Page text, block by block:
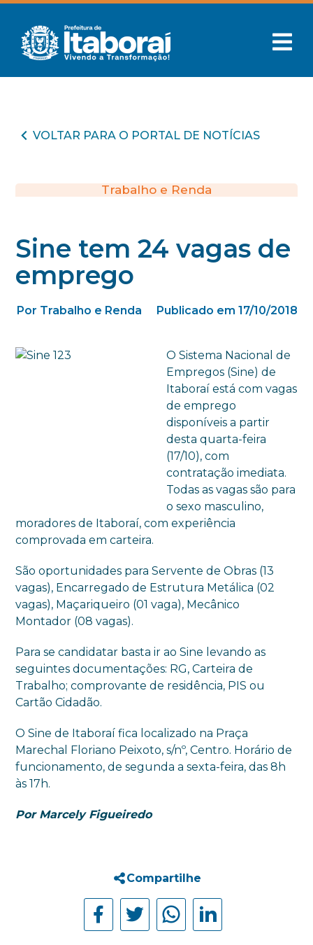
VOLTAR PARA O PORTAL DE NOTÍCIAS
Trabalho e Renda
Sine tem 24 vagas de
emprego
Por Trabalho e Renda Publicado em 17/10/2018
O Sistema Nacional de
Empregos (Sine) de
Itaboraí está com vagas
de emprego
disponíveis a partir
desta quarta-feira
(17/10), com
contratação imediata.
Todas as vagas são para
o sexo masculino,
moradores de Itaboraí, com experiência
comprovada em carteira.
São oportunidades para Servente de Obras (13
vagas), Encarregado de Estrutura Metálica (02
vagas), Maçariqueiro (01 vaga), Mecânico
Montador (08 vagas).
Para se candidatar basta ir ao Sine levando as
seguintes documentações: RG, Carteira de
Trabalho; comprovante de residência, PIS ou
Cartão Cidadão.
O Sine de Itaboraí fica localizado na Praça
Marechal Floriano Peixoto, s/nº, Centro. Horário de
funcionamento, de segunda a sexta-feira, das 8h
às 17h.
Por Marcely Figueiredo
Compartilhe